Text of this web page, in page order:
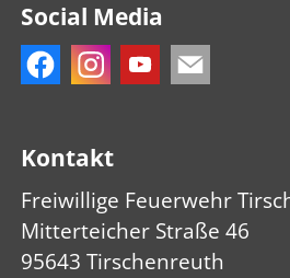
Social Media
Kontakt
Freiwillige Feuerwehr
Mitterteicher Straße 46
95643 Tirschenreuth